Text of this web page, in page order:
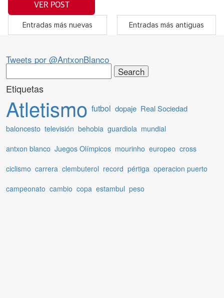
VER POST
Entradas más nuevas Entradas más antiguas
Tweets por @AntxonBlanco
Search
for:
Etiquetas
Atletismo futbol dopaje Real Sociedad
baloncesto televisión behobia guardiola mundial
antxon blanco Juegos Olímpicos mourinho europeo cross
ciclismo carrera clembuterol record pértiga operacion puerto
campeonato cambio copa estambul peso